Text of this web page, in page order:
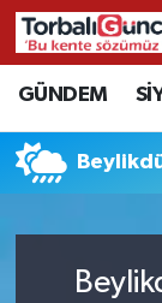
GÜNDEM
İzmir
İzmir
İzmir